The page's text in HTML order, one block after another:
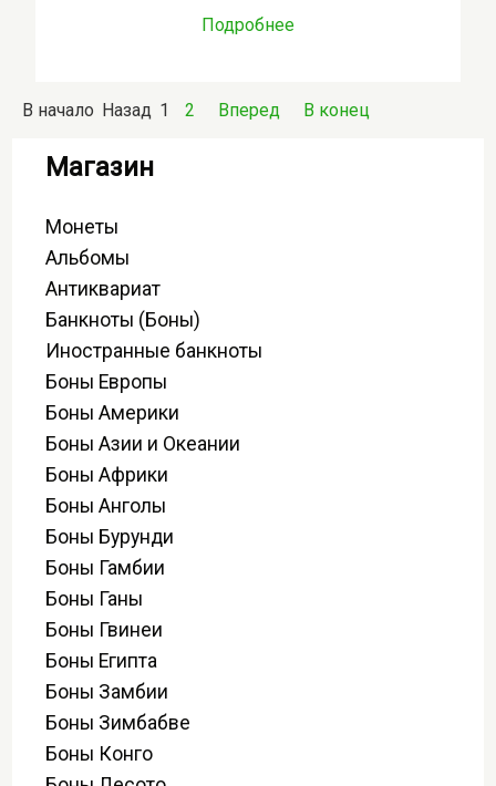
Подробнее
В начало Назад 1 2 Вперед В конец
Магазин
Монеты
Альбомы
Антиквариат
Банкноты (Боны)
Иностранные банкноты
Боны Европы
Боны Америки
Боны Азии и Океании
Боны Африки
Боны Анголы
Боны Бурунди
Боны Гамбии
Боны Ганы
Боны Гвинеи
Боны Египта
Боны Замбии
Боны Зимбабве
Боны Конго